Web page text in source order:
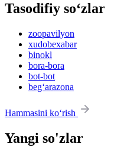
Tasodifiy so‘zlar
zoopavilyon
xudobexabar
binokl
bora-bora
bot-bot
beg‘arazona
Hammasini ko‘rish
Yangi so'zlar